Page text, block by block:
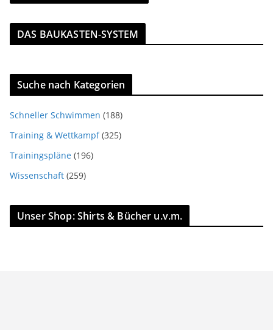
DAS BAUKASTEN-SYSTEM
Suche nach Kategorien
Schneller Schwimmen (188)
Training & Wettkampf(325)
Trainingspläne (196)
Wissenschaft (259)
Unser Shop: Shirts & Bücher u.v.m.